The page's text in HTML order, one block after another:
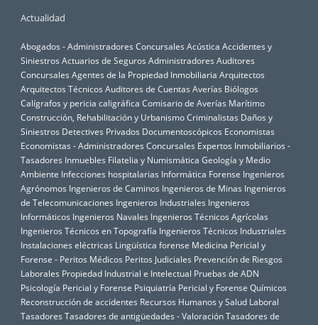
Actualidad
Abogados - Administradores Concursales Acústica Accidentes y
Siniestros Actuarios de Seguros Administradores Auditores
Concursales Agentes de la Propiedad Inmobiliaria Arquitectos
Arquitectos Técnicos Auditores de Cuentas Averías Biólogos
Calígrafos y pericia caligráfica Comisario de Averías Marítimo
Construcción, Rehabilitación y UrbanismoCriminalistas Daños y
Siniestros Detectives Privados Documentoscópicos Economistas
Economistas - Administradores Concursales Expertos Inmobiliarios -
Tasadores Inmuebles Filatelia y Numismática Geología y Medio
Ambiente Infecciones hospitalarias Informática Forense Ingenieros
Agrónomos Ingenieros de Caminos Ingenieros de Minas Ingenieros
de Telecomunicaciones Ingenieros Industriales Ingenieros
Informáticos Ingenieros Navales Ingenieros Técnicos Agrícolas
Ingenieros Técnicos en Topografía Ingenieros Técnicos Industriales
Instalaciones eléctricas Lingüística forense Medicina Pericial y
Forense - Peritos Médicos Peritos Judiciales Prevención de Riesgos
Laborales Propiedad Industrial e Intelectual Pruebas de ADN
Psicología Pericial y Forense Psiquiatría Pericial y Forense Químicos
Reconstrucción de accidentes Recursos Humanos y Salud Laboral
Tasadores Tasadores de antigüedades - ValoraciónTasadores de